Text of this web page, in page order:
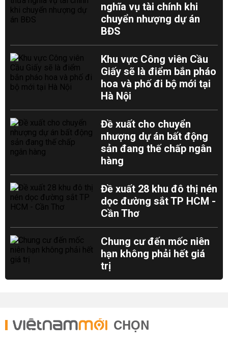
nghĩa vụ tài chính khi
chuyển nhượng dự án
BĐS
Khu vực Công viên Cầu
Giấy sẽ là điểm bắn pháo
hoa và phố đi bộ mới tại
Hà Nội
Đề xuất cho chuyển
nhượng dự án bất động
sản đang thế chấp ngân
hàng
Đề xuất 28 khu đô thị nén
dọc đường sắt TP HCM -
Cần Thơ
Chung cư đến mốc niên
hạn không phải hết giá
trị
CHỌN